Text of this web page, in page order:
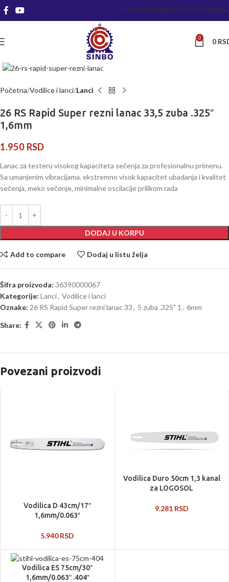
O NAMASERVISKORISNIČKA PODRŠKA
0 0
Kliknite za uvećanje
Početna Vodilice i lanci Lanci
26 RS Rapid Super rezni lanac 33,5 zuba .325″
1,6mm
1.950 RSD
Lanac za testeru visokog kapaciteta sečenja za profesionalnu primenu.
Sa umanjenim vibracijama, ekstremno visok kapacitet ubadanja i kvalitet
sečenja, meko sečenje, minimalne oscilacije prilikom rada
DODAJ U KORPU
Add to compare Dodaj u listu želja
Šifra proizvoda: 36390000067
Kategorije: Lanci, Vodilice i lanci
Oznake: 26 RS Rapid Super rezni lanac 33, 5 zuba .325" 1, 6mm
Share:
Povezani proizvodi
Vodilica D 43cm/17″
1,6mm/0.063″
5.940RSD
Vodilica Duro 50cm 1,3 kanal
za LOGOSOL
9.281 RSD
Vodilica ES 75cm/30″
1,6mm/0.063″ .404″